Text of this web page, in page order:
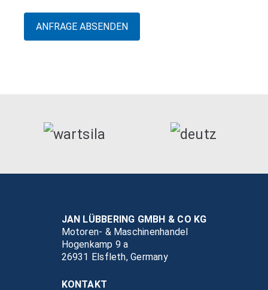
JAN LÜBBERING GMBH & CO KG
Motoren- & Maschinenhandel
Hogenkamp 9 a
26931 Elsfleth, Germany
KONTAKT